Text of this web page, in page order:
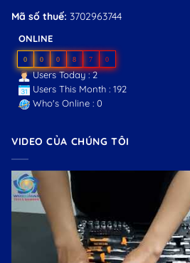
Mã số thuế: 3702963744
ONLINE
0 0 0 8 7 0
Users Today : 2
Users This Month : 192
Who's Online : 0
VIDEO CỦA CHÚNG TÔI